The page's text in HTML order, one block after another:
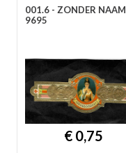
001.6 - ZONDER NAAM
9695
€ 0,75